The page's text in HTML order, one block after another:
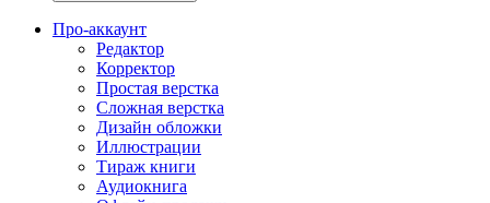
Про-аккаунт
Редактор
Корректор
Простая верстка
Сложная верстка
Дизайн обложки
Иллюстрации
Тираж книги
Аудиокнига